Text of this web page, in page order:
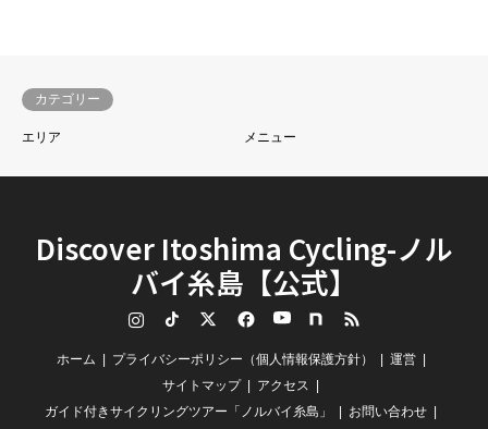
カテゴリー
エリア メニュー
Discover Itoshima Cycling-ノル
バイ糸島【公式】
FacebookYouTube note RSS
ホーム プライバシーポリシー（個人情報保護方針）
運営
サイトマップ
アクセス
ガイド付きサイクリングツアー「ノルバイ糸島」
お問い合わせ